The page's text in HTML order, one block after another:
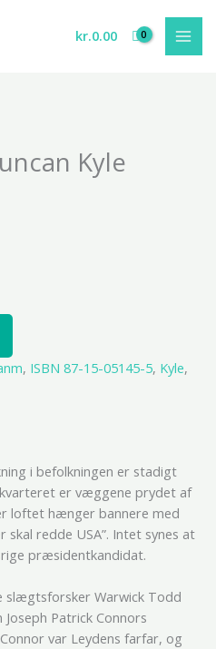
kr.0.00
Kyle
, ISBN 87-15-05145-5, Kyle,
i befolkningen er stadigt
er væggene prydet af
loftet hænger bannere med
skal redde USA”. Intet synes at
præsidentkandidat.
slægtsforsker Warwick Todd
Patrick Connors
var Leydens farfar, og